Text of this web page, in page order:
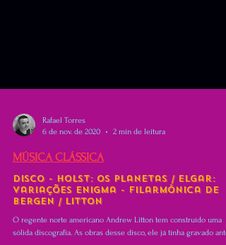
Rafael Torres
6 de nov. de 2020
2 min de leitura
MÚSICA CLÁSSICA
Disco - Holst: Os Planetas / Elgar:
Variações Enigma - Filarmônica de